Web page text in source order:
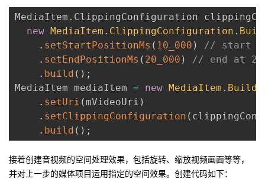
我
的
程
我
认
的
我
藏
技
支
的
声
MediaItem . ClippingConfiguration
new MediaItem . ClippingConfiguration .
. setStartPositionMs ( 10_000 )
// start at
. setEndPositionMs ( 20_000 )
// end at 20
. build ( ) ;
MediaItem mediaItem = new MediaItem .
. setUri ( mVideoUri )
. setClippingConfiguration (
. build ( ) ;
接着创建音视频的空间处理效果，包括旋转、缩放视频画面等等，
并对上一步的媒体项目运用指定的空间效果。创建代码如下：